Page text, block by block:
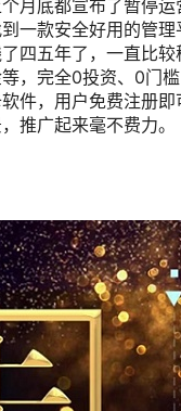
月底都宣布了暂停
一款安全好用的管
四五年了，一直比较
，完全0投资、0门
件，用户免费注册
推广起来毫不费力。